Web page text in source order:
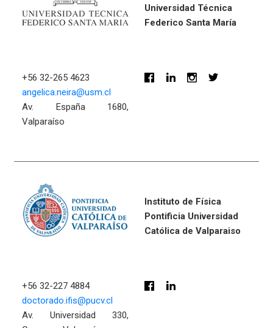
Universidad Técnica
Federico Santa María
+56 32-265 4623
angelica.neira@usm.cl
Av. España 1680,
Valparaíso
Instituto de Física
Pontificia Universidad
Católica de Valparaiso
+56 32-227 4884
doctorado.ifis@pucv.cl
Av. Universidad 330,